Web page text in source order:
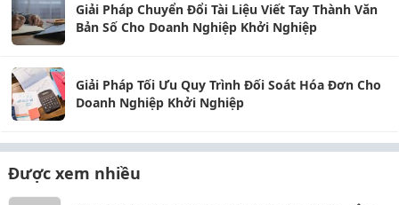
Giải Pháp Chuyển Đổi Tài Liệu Viết Tay Thành Văn
Bản Số Cho Doanh Nghiệp Khởi Nghiệp
Giải Pháp Tối Ưu Quy Trình Đối Soát Hóa Đơn Cho
Doanh Nghiệp Khởi Nghiệp
Được xem nhiều